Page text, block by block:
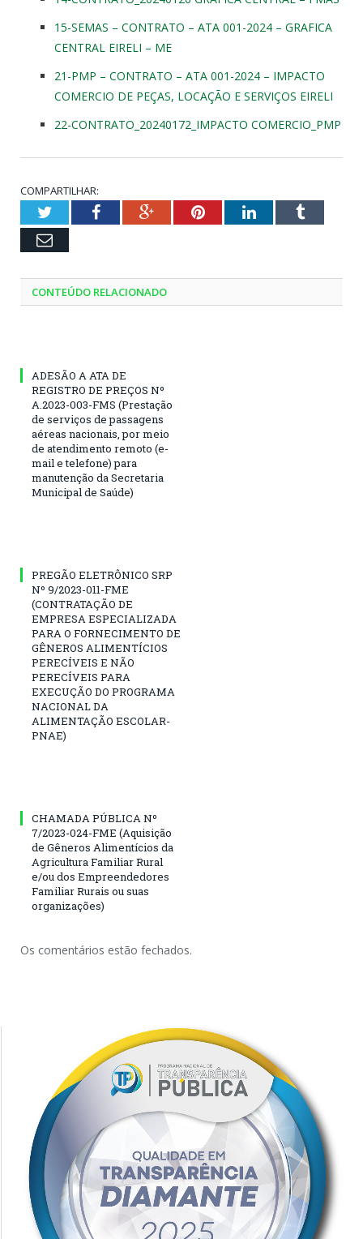
15-SEMAS – CONTRATO – ATA 001-2024 – GRAFICA
CENTRAL EIRELI – ME
21-PMP – CONTRATO – ATA 001-2024 – IMPACTO
COMERCIO DE PEÇAS, LOCAÇÃO E SERVIÇOS EIRELI
22-CONTRATO_20240172_IMPACTO COMERCIO_PMP
COMPARTILHAR:
TwitterFacebookGoogle+PinterestLinkedInTumblr
Email
CONTEÚDO RELACIONADO
ADESÃO A ATA DE
REGISTRO DE PREÇOS Nº
A.2023-003-FMS (Prestação
de serviços de passagens
aéreas nacionais, por meio
de atendimento remoto (e-
mail e telefone) para
manutenção da Secretaria
Municipal de Saúde)
PREGÃO ELETRÔNICO SRP
Nº 9/2023-011-FME
(CONTRATAÇÃO DE
EMPRESA ESPECIALIZADA
PARA O FORNECIMENTO DE
GÊNEROS ALIMENTÍCIOS
PERECÍVEIS E NÃO
PERECÍVEIS PARA
EXECUÇÃO DO PROGRAMA
NACIONAL DA
ALIMENTAÇÃO ESCOLAR-
PNAE)
CHAMADA PÚBLICA Nº
7/2023-024-FME (Aquisição
de Gêneros Alimentícios da
Agricultura Familiar Rural
e/ou dos Empreendedores
Familiar Rurais ou suas
organizações)
Os comentários estão fechados.